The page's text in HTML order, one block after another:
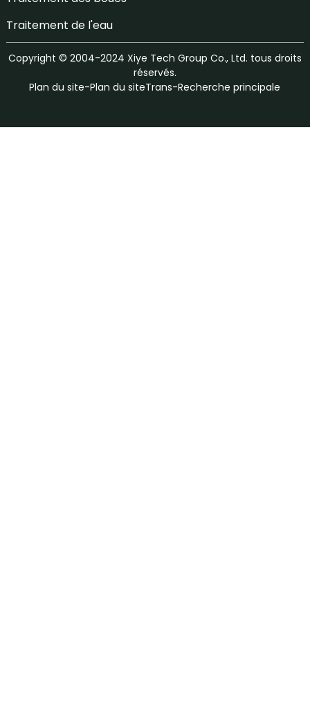
Traitement de l'eau
Copyright © 2004-2024 Xiye Tech Group Co., Ltd. tous droits
réservés.
Plan du site-Plan du siteTrans-Recherche principale